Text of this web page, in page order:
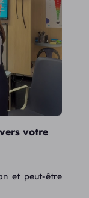
votre
et peut-être